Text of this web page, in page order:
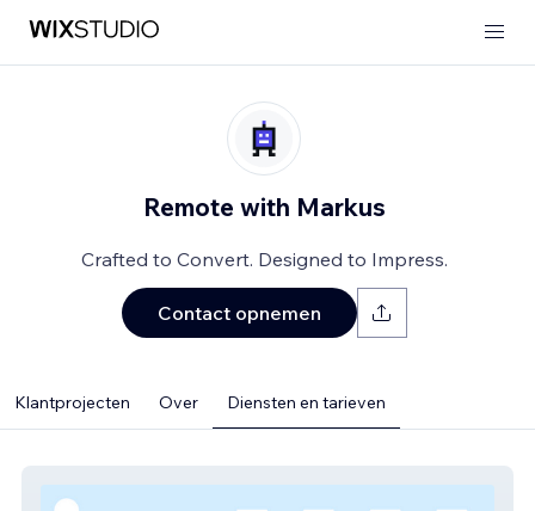
Remote with Markus
Crafted to Convert. Designed to Impress.
Contact opnemen
Klantprojecten Over Diensten en tarieven